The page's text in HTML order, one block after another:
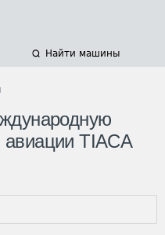
Найти машины
авиации TIACA